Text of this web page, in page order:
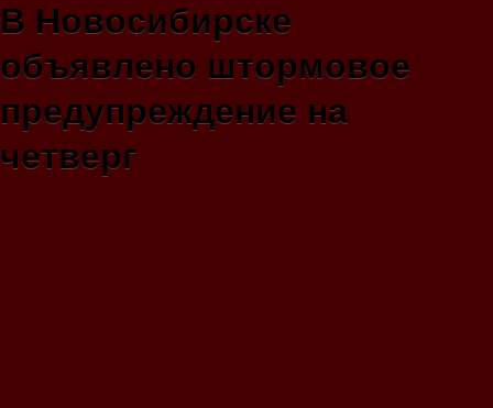
В Новосибирске
объявлено штормовое
предупреждение на
четверг